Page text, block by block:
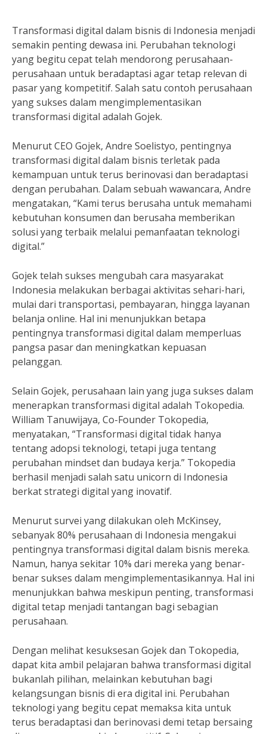
Transformasi digital dalam bisnis di Indonesia menjadi
semakin penting dewasa ini. Perubahan teknologi
yang begitu cepat telah mendorong perusahaan-
perusahaan untuk beradaptasi agar tetap relevan di
pasar yang kompetitif. Salah satu contoh perusahaan
yang sukses dalam mengimplementasikan
transformasi digital adalah Gojek.
Menurut CEO Gojek, Andre Soelistyo, pentingnya
transformasi digital dalam bisnis terletak pada
kemampuan untuk terus berinovasi dan beradaptasi
dengan perubahan. Dalam sebuah wawancara, Andre
mengatakan, “Kami terus berusaha untuk memahami
kebutuhan konsumen dan berusaha memberikan
solusi yang terbaik melalui pemanfaatan teknologi
digital.”
Gojek telah sukses mengubah cara masyarakat
Indonesia melakukan berbagai aktivitas sehari-hari,
mulai dari transportasi, pembayaran, hingga layanan
belanja online. Hal ini menunjukkan betapa
pentingnya transformasi digital dalam memperluas
pangsa pasar dan meningkatkan kepuasan
pelanggan.
Selain Gojek, perusahaan lain yang juga sukses dalam
menerapkan transformasi digital adalah Tokopedia.
William Tanuwijaya, Co-Founder Tokopedia,
menyatakan, “Transformasi digital tidak hanya
tentang adopsi teknologi, tetapi juga tentang
perubahan mindset dan budaya kerja.” Tokopedia
berhasil menjadi salah satu unicorn di Indonesia
berkat strategi digital yang inovatif.
Menurut survei yang dilakukan oleh McKinsey,
sebanyak 80% perusahaan di Indonesia mengakui
pentingnya transformasi digital dalam bisnis mereka.
Namun, hanya sekitar 10% dari mereka yang benar-
benar sukses dalam mengimplementasikannya. Hal ini
menunjukkan bahwa meskipun penting, transformasi
digital tetap menjadi tantangan bagi sebagian
perusahaan.
Dengan melihat kesuksesan Gojek dan Tokopedia,
dapat kita ambil pelajaran bahwa transformasi digital
bukanlah pilihan, melainkan kebutuhan bagi
kelangsungan bisnis di era digital ini. Perubahan
teknologi yang begitu cepat memaksa kita untuk
terus beradaptasi dan berinovasi demi tetap bersaing